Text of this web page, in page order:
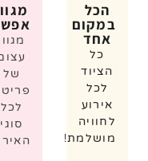
הכל
במקום
אחד
כל
הציוד
לכל
אירוע
לחוויה
מושלמת!
של
לכל
סוגי